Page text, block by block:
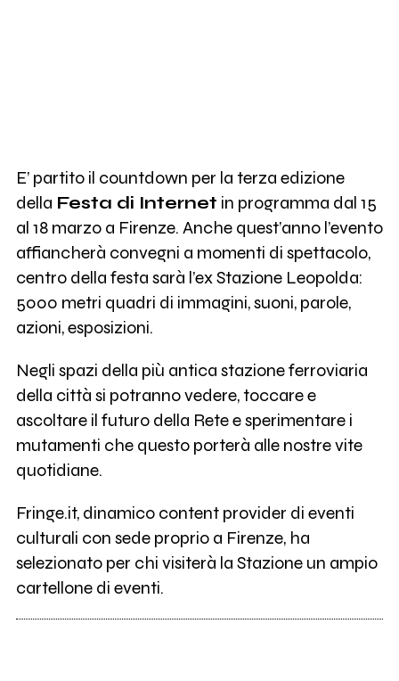
E’ partito il countdown per la terza edizione
della Festa di Internet in programma dal 15
al 18 marzo a Firenze. Anche quest’anno l’evento
affiancherà convegni a momenti di spettacolo,
centro della festa sarà l’ex Stazione Leopolda:
5000 metri quadri di immagini, suoni, parole,
azioni, esposizioni.
Negli spazi della più antica stazione ferroviaria
della città si potranno vedere, toccare e
ascoltare il futuro della Rete e sperimentare i
mutamenti che questo porterà alle nostre vite
quotidiane.
Fringe.it, dinamico content provider di eventi
culturali con sede proprio a Firenze, ha
selezionato per chi visiterà la Stazione un ampio
cartellone di eventi.